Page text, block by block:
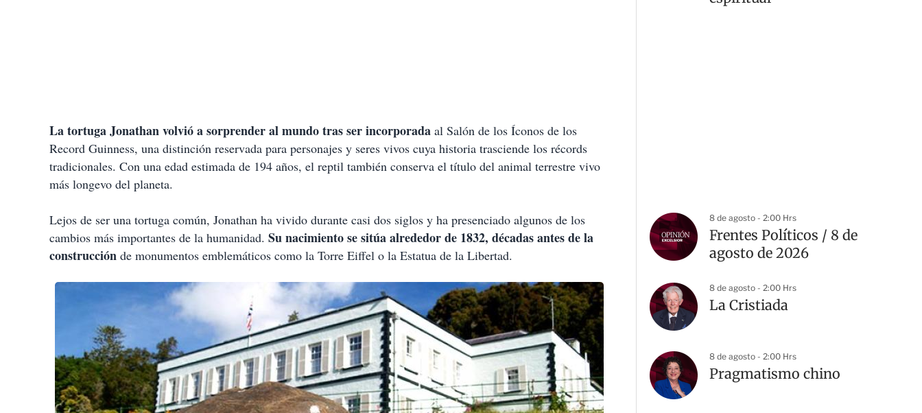
La tortuga Jonathan volvió a sorprender al mundo tras ser incorporada al Salón de los Íconos de los
Record Guinness, una distinción reservada para personajes y seres vivos cuya historia trasciende los récords
tradicionales. Con una edad estimada de 194 años, el reptil también conserva el título del animal terrestre vivo
más longevo del planeta.
Lejos de ser una tortuga común, Jonathan ha vivido durante casi dos siglos y ha presenciado algunos de los
cambios más importantes de la humanidad. Su nacimiento se sitúa alrededor de 1832, décadas antes de la
construcción de monumentos emblemáticos como la Torre Eiffel o la Estatua de la Libertad.
8 de agosto - 2:00 Hrs
Frentes Políticos / 8 de
agosto de 2026
8 de agosto - 2:00 Hrs
La Cristiada
8 de agosto - 2:00 Hrs
Pragmatismo chino